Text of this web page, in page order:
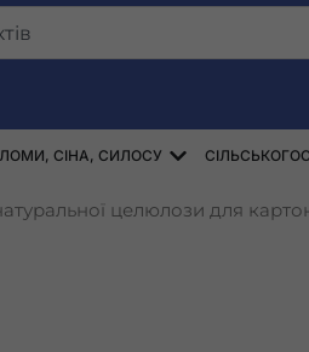
СІНА, СИЛОСУ Відкрити
целюлози для